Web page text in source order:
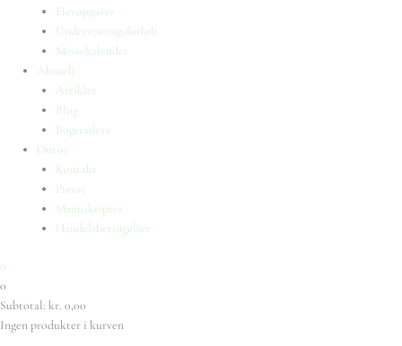
Elevopgaver
Undervisningsforløb
Messekalender
Aktuelt
Artikler
Blog
Bogtrailere
Om os
Kontakt
Presse
Manuskripter
Handelsbetingelser
0
0
Subtotal: kr. 0,00
Ingen produkter i kurven